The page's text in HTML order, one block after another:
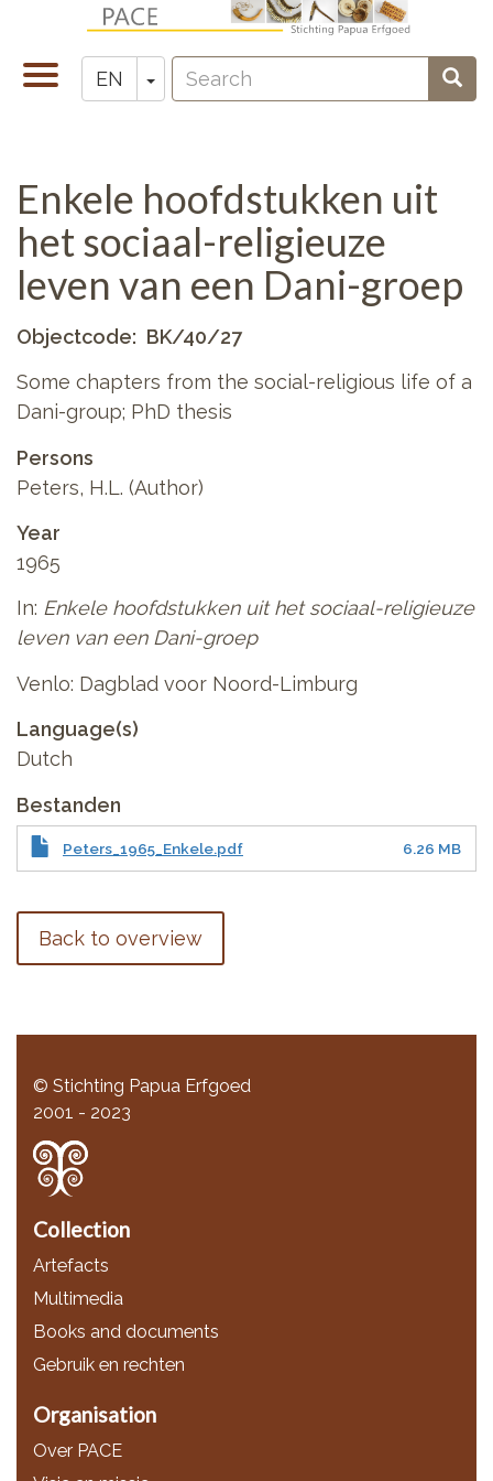
mainToggle
navigation
EN Toggle Dropdown
Zoeken
Search
Enkele hoofdstukken uit
het sociaal-religieuze
leven van een Dani-groep
Objectcode
BK/40/27
Some chapters from the social-religious life of a
Dani-group; PhD thesis
Persons
Peters, H.L. (Author)
Year
1965
In: Enkele hoofdstukken uit het sociaal-religieuze
leven van een Dani-groep
Venlo: Dagblad voor Noord-Limburg
Language(s)
Dutch
Bestanden
Peters_1965_Enkele.pdf 6.26 MB
Back to overview
© Stichting Papua Erfgoed
2001 - 2023
Collection
Artefacts
Multimedia
Books and documents
Gebruik en rechten
Organisation
Over PACE